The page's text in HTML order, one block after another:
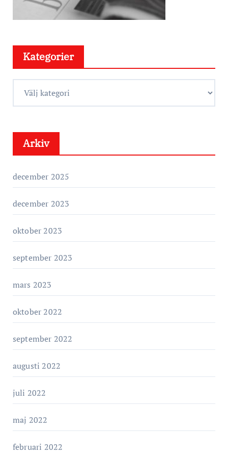
Kategorier
o
i
e
r
Arkiv
december 2025
december 2023
oktober 2023
september 2023
mars 2023
oktober 2022
september 2022
augusti 2022
juli 2022
maj 2022
februari 2022